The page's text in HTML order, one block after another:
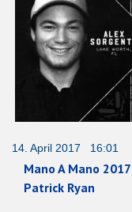
14. April 2017 16:01
Mano A Mano
Patrick Ryan